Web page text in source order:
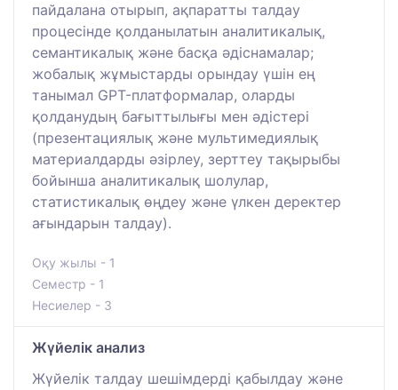
пайдалана отырып, ақпаратты талдау
процесінде қолданылатын аналитикалық,
семантикалық және басқа әдіснамалар;
жобалық жұмыстарды орындау үшін ең
танымал GPT-платформалар, оларды
қолданудың бағыттылығы мен әдістері
(презентациялық және мультимедиялық
материалдарды әзірлеу, зерттеу тақырыбы
бойынша аналитикалық шолулар,
статистикалық өңдеу және үлкен деректер
ағындарын талдау).
Оқу жылы - 1
Семестр - 1
Несиелер - 3
Жүйелік анализ
Жүйелік талдау шешімдерді қабылдау және